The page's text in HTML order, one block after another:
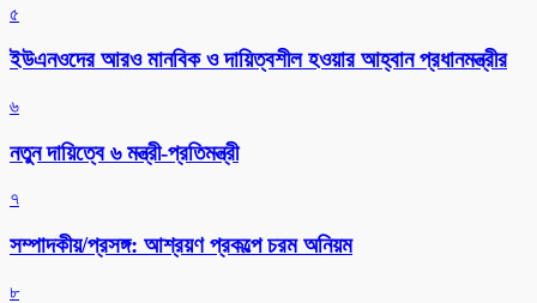
৫
ইউএনওদের আরও মানবিক ও দায়িত্বশীল হওয়ার আহ্বান প্রধানমন্ত্রীর
৬
নতুন দায়িত্বে ৬ মন্ত্রী-প্রতিমন্ত্রী
৭
সম্পাদকীয়/প্রসঙ্গ: আশ্রয়ণ প্রকল্পে চরম অনিয়ম
৮